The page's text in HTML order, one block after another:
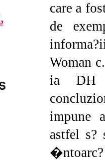
care a
de
Woman
ia DH
impune
astfel s?